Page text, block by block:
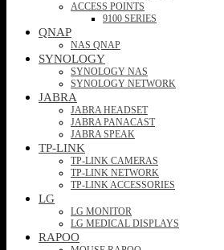
ACCESS POINTS
9100 SERIES
QNAP
NAS QNAP
SYNOLOGY
SYNOLOGY NAS
SYNOLOGY NETWORK
JABRA
JABRA HEADSET
JABRA PANACAST
JABRA SPEAK
TP-LINK
TP-LINK CAMERAS
TP-LINK NETWORK
TP-LINK ACCESSORIES
LG
LG MONITOR
LG MEDICAL DISPLAYS
RAPOO